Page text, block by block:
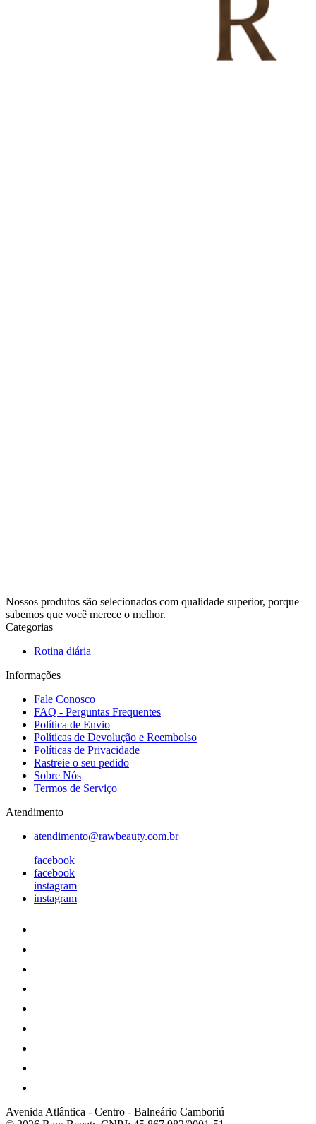
Nossos produtos são selecionados com qualidade superior, porque
sabemos que você merece o melhor.
Categorias
Rotina diária
Informações
Fale Conosco
FAQ - Perguntas Frequentes
Política de Envio
Políticas de Devolução e Reembolso
Políticas de Privacidade
Rastreie o seu pedido
Sobre Nós
Termos de Serviço
Atendimento
atendimento@rawbeauty.com.br
facebook
facebook
instagram
instagram
Avenida Atlântica - Centro - Balneário Camboriú